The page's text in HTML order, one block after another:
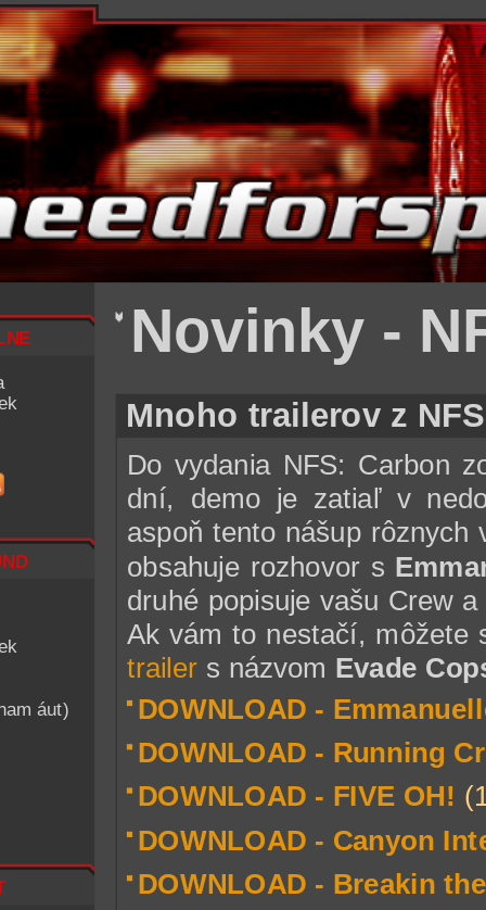
áut)
Novinky -
Mnoho trailerov z
Do vydania NFS: Carbon
dní, demo je zatiaľ v
aspoň tento nášup
obsahuje rozhovor s
druhé popisuje vašu Crew
Ak vám to nestačí, môžete
trailers názvom Evade
DOWNLOAD -
DOWNLOAD - Running
DOWNLOAD - FIVE OH!
DOWNLOAD - Canyon
DOWNLOAD - Breakin